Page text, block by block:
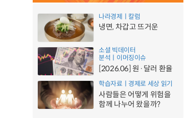
나라경제ㅣ칼럼
냉면, 차갑고 뜨거운
소셜 빅데이터
분석ㅣ이머징이슈
[2026.06] 원·달러 환율
학습자료ㅣ경제로 세상 읽기
사람들은 어떻게 위험을
함께 나누어 왔을까?